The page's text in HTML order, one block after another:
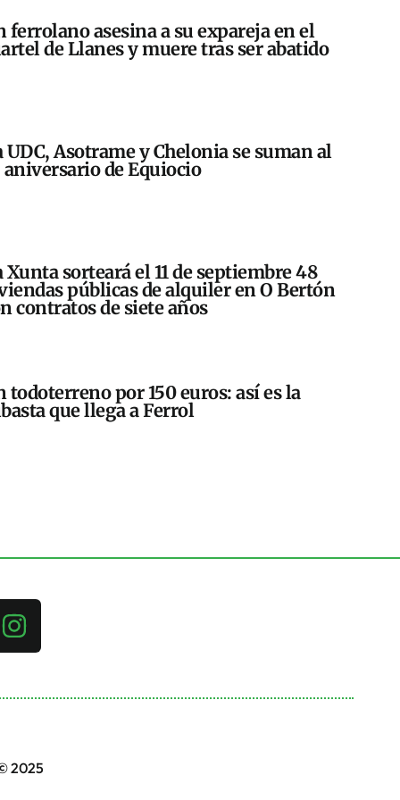
ferrolano asesina a su expareja en el
de Llanes y muere tras ser abatido
UDC, Asotrame y Chelonia se suman al
aniversario de Equiocio
Xunta sorteará el 11 de septiembre 48
públicas de alquiler en O Bertón
contratos de siete años
todoterreno por 150 euros: así es la
que llega a Ferrol
2025